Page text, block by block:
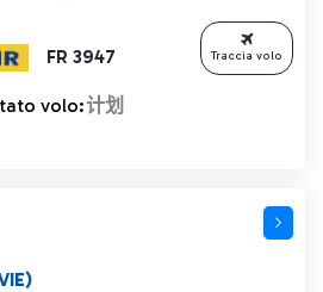
FR 3947
volo:计划
Traccia volo